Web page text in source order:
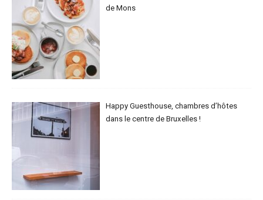
de Mons
Happy Guesthouse, chambres d’hôtes
dans le centre de Bruxelles !